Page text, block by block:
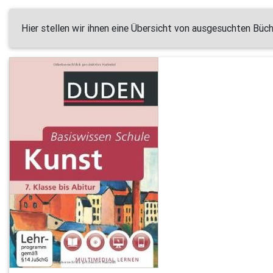
Hier stellen wir ihnen eine Übersicht von ausgesuchten